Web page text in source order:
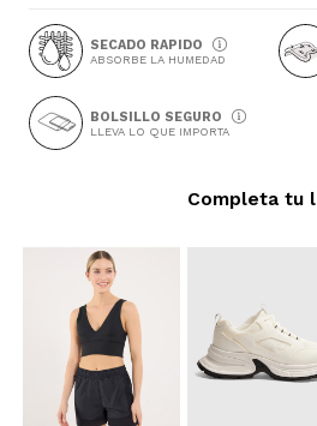
SECADO RAPIDO
ABSORBE LA HUMEDAD
BOLSILLO SEGURO
LLEVA LO QUE IMPORTA
Completa tu